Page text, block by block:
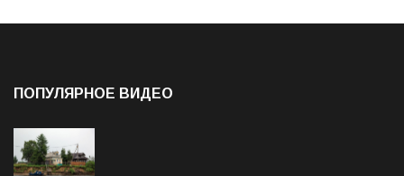
ПОПУЛЯРНОЕ ВИДЕО